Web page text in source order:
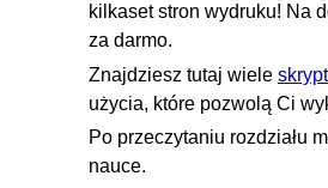
kilkaset stron wydruku! Na
za darmo.
Znajdziesz tutaj wiele
użycia, które pozwolą Ci
Po przeczytaniu rozdziału
nauce.